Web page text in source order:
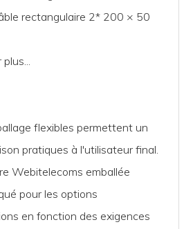
rectangulaire 2* 200 × 50
flexibles permettent un
pratiques à l'utilisateur final.
Webitelecoms emballée
pour les options
en fonction des exigences